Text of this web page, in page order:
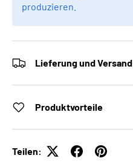
produzieren.
Lieferung und Versand
Produktvorteile
Teilen: